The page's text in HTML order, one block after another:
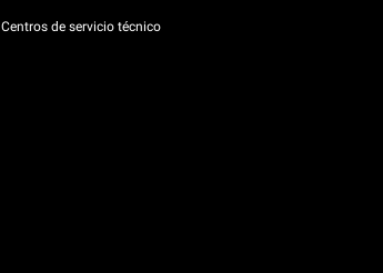
Centros de servicio técnico